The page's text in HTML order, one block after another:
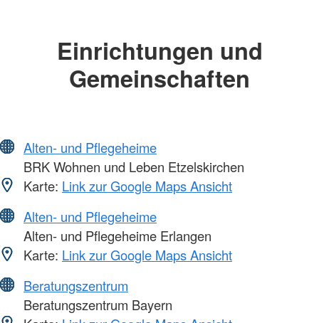
Einrichtungen und
Gemeinschaften
Alten- und Pflegeheime
BRK Wohnen und Leben Etzelskirchen
Karte: Link zur Google Maps Ansicht
Alten- und Pflegeheime
Alten- und Pflegeheime Erlangen
Karte: Link zur Google Maps Ansicht
Beratungszentrum
Beratungszentrum Bayern